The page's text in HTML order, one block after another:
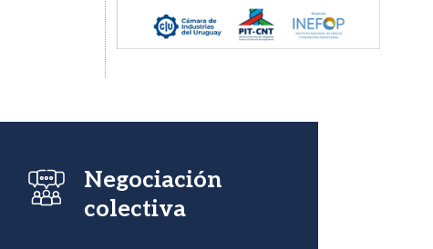
Imagen Negociación
colectiva